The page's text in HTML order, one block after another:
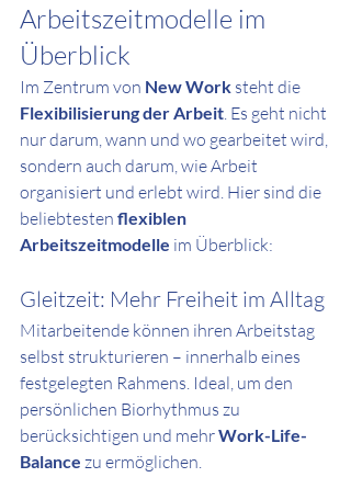
Arbeitszeitmodelle im
Überblick
Im Zentrum von New Work steht die
Flexibilisierung der Arbeit. Es geht nicht
nur darum, wann und wo gearbeitet wird,
sondern auch darum, wie Arbeit
organisiert und erlebt wird. Hier sind die
beliebtesten flexiblen
Arbeitszeitmodelle im Überblick:
Gleitzeit: Mehr Freiheit im Alltag
Mitarbeitende können ihren Arbeitstag
selbst strukturieren – innerhalb eines
festgelegten Rahmens. Ideal, um den
persönlichen Biorhythmus zu
berücksichtigen und mehr Work-Life-
Balance zu ermöglichen.